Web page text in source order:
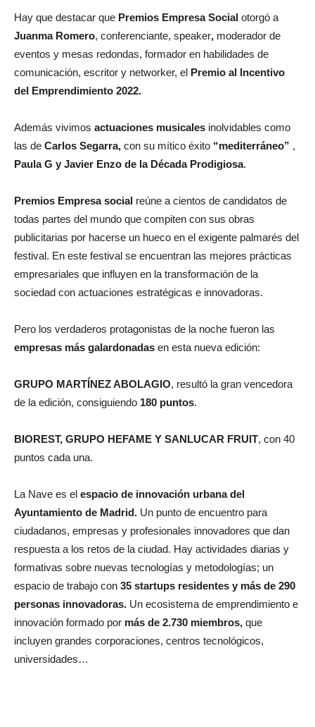
Hay que destacar que Premios Empresa Social otorgó a
Juanma Romero, conferenciante, speaker, moderador de
eventos y mesas redondas, formador en habilidades de
comunicación, escritor y networker, el Premio al Incentivo
del Emprendimiento 2022.
Además vivimos actuaciones musicales inolvidables como
las de Carlos Segarra, con su mítico éxito “mediterráneo” ,
Paula G y Javier Enzo de la Década Prodigiosa.
Premios Empresa social reúne a cientos de candidatos de
todas partes del mundo que compiten con sus obras
publicitarias por hacerse un hueco en el exigente palmarés del
festival. En este festival se encuentran las mejores prácticas
empresariales que influyen en la transformación de la
sociedad con actuaciones estratégicas e innovadoras.
Pero los verdaderos protagonistas de la noche fueron las
empresas más galardonadas en esta nueva edición:
GRUPO MARTÍNEZ ABOLAGIO, resultó la gran vencedora
de la edición, consiguiendo 180 puntos.
BIOREST, GRUPO HEFAME Y SANLUCAR FRUIT, con 40
puntos cada una.
La Nave es el espacio de innovación urbana del
Ayuntamiento de Madrid. Un punto de encuentro para
ciudadanos, empresas y profesionales innovadores que dan
respuesta a los retos de la ciudad. Hay actividades diarias y
formativas sobre nuevas tecnologías y metodologías; un
espacio de trabajo con 35 startups residentes y más de 290
personas innovadoras. Un ecosistema de emprendimiento e
innovación formado por más de 2.730 miembros, que
incluyen grandes corporaciones, centros tecnológicos,
universidades…